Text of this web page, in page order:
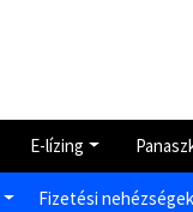
E-lízing
Fizetési nehézségek